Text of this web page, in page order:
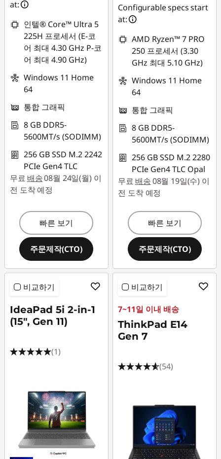
at:
인텔® Core™ Ultra 5
225H 프로세서 (E-코
어 최대 4.30 GHz P-코
어 최대 4.90 GHz)
Windows 11 Home
64
통합 그래픽
8 GB DDR5-
5600MT/s (SODIMM)
256 GB SSD M.2 2242
PCIe Gen4 TLC
무료 배송08월 24일(월) 이
전 도착 예정
빠른 보기
주문제작(CTO)
Configurable specs start
at:
AMD Ryzen™ 7 PRO
250 프로세서 (3.30
GHz 최대 5.10 GHz)
Windows 11 Home
64
통합 그래픽
8 GB DDR5-
5600MT/s (SODIMM)
256 GB SSD M.2 2280
PCIe Gen4 TLC Opal
무료 배송08월 19일(수) 이
전 도착 예정
빠른 보기
주문제작(CTO)
비교하기
IdeaPad 5i 2-in-1
(15", Gen 11)
(1)
비교하기
7~11일 이내 배송
ThinkPad E14
Gen 7
(54)